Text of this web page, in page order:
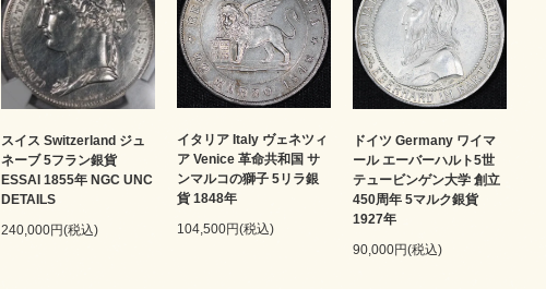
スイス Switzerland ジュ
ネーブ 5フラン銀貨
ESSAI 1855年 NGC UNC
DETAILS
240,000円(税込)
イタリア Italy ヴェネツィ
ア Venice 革命共和国 サ
ンマルコの獅子 5リラ銀
貨 1848年
104,500円(税込)
ドイツ Germany ワイマ
ール エーバーハルト5世
テュービンゲン大学 創立
450周年 5マルク銀貨
1927年
90,000円(税込)